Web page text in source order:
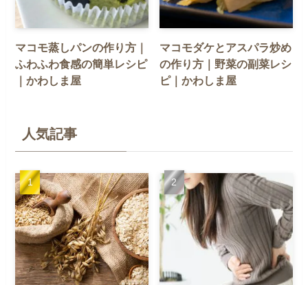
マコモ蒸しパンの作り方｜
ふわふわ食感の簡単レシピ
｜かわしま屋
マコモダケとアスパラ炒め
の作り方｜野菜の副菜レシ
ピ｜かわしま屋
人気記事